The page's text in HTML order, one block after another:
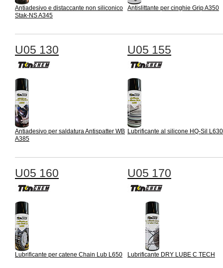
Antiadesivo e distaccante non siliconico
Stak-NS A345
Antislittante per cinghie Grip A350
U05 130
Antiadesivo per saldatura Antispatter WB
A385
U05 155
Lubrificante al silicone HQ-Sil L630
U05 160
Lubrificante per catene Chain Lub L650
U05 170
Lubrificante DRY LUBE C TECH